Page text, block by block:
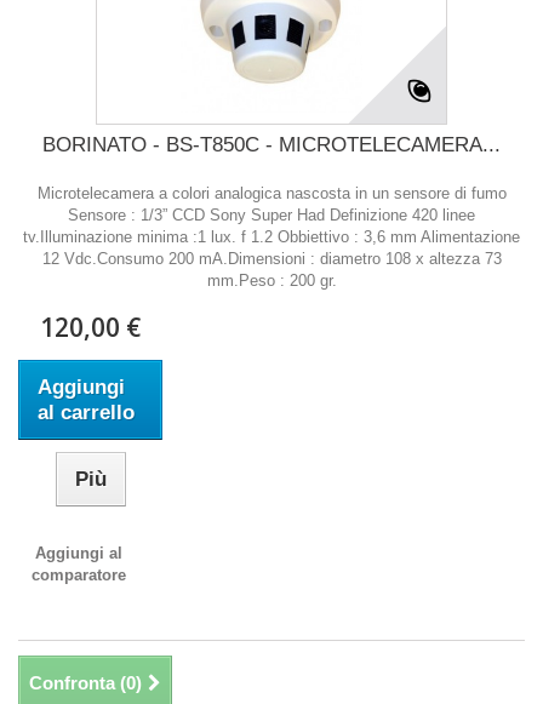
BORINATO - BS-T850C - MICROTELECAMERA...
Microtelecamera a colori analogica nascosta in un sensore di fumo
Sensore : 1/3” CCD Sony Super Had Definizione 420 linee
tv.Illuminazione minima :1 lux. f 1.2 Obbiettivo : 3,6 mm Alimentazione
12 Vdc.Consumo 200 mA.Dimensioni : diametro 108 x altezza 73
mm.Peso : 200 gr.
120,00 €
Aggiungi
al carrello
Più
Aggiungi al
comparatore
Confronta (0)